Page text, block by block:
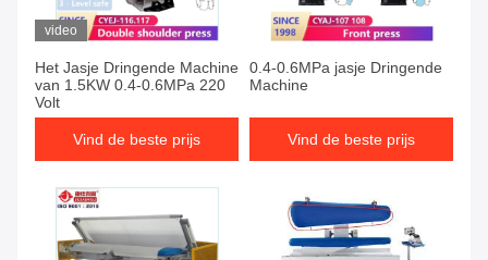
video
Het Jasje Dringende Machine
van 1.5KW 0.4-0.6MPa 220
Volt
Vind de beste prijs
0.4-0.6MPa jasje Dringende
Machine
Vind de beste prijs